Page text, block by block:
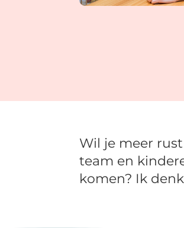
Wil je meer
team en
komen? Ik